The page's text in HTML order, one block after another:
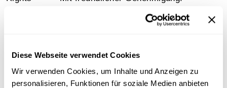
Diese Webseite verwendet Cookies
Wir verwenden Cookies, um Inhalte und Anzeigen zu
personalisieren, Funktionen für soziale Medien anbieten
Österreichische Mediathek, 6-
Media type Mp3-Audiodatei